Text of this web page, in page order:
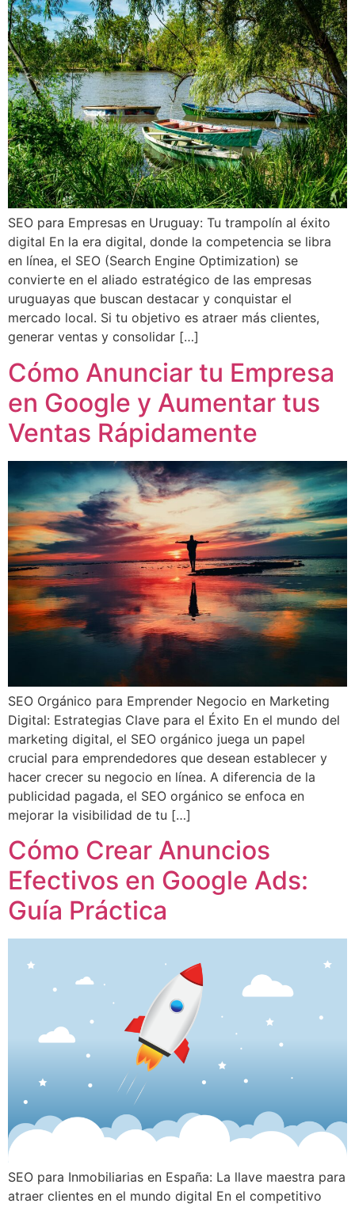
SEO para Empresas en Uruguay: Tu trampolín al éxito
digital En la era digital, donde la competencia se libra
en línea, el SEO (Search Engine Optimization) se
convierte en el aliado estratégico de las empresas
uruguayas que buscan destacar y conquistar el
mercado local. Si tu objetivo es atraer más clientes,
generar ventas y consolidar […]
Cómo Anunciar tu Empresa
en Google y Aumentar tus
Ventas Rápidamente
SEO Orgánico para Emprender Negocio en Marketing
Digital: Estrategias Clave para el Éxito En el mundo del
marketing digital, el SEO orgánico juega un papel
crucial para emprendedores que desean establecer y
hacer crecer su negocio en línea. A diferencia de la
publicidad pagada, el SEO orgánico se enfoca en
mejorar la visibilidad de tu […]
Cómo Crear Anuncios
Efectivos en Google Ads:
Guía Práctica
SEO para Inmobiliarias en España: La llave maestra para
atraer clientes en el mundo digital En el competitivo